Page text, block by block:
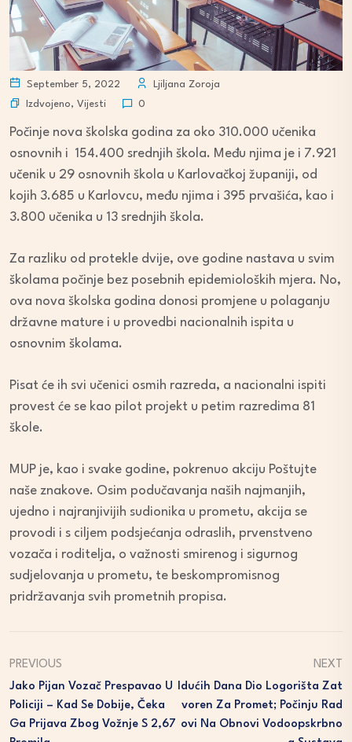
September 5, 2022
Ljiljana Zoroja
Izdvojeno, Vijesti 0
Počinje nova školska godina za oko 310.000 učenika
osnovnih i 154.400 srednjih škola. Među njima je i 7.921
učenik u 29 osnovnih škola u Karlovačkoj županiji, od
kojih 3.685 u Karlovcu, među njima i 395 prvašića, kao i
3.800 učenika u 13 srednjih škola.
Za razliku od protekle dvije, ove godine nastava u svim
školama počinje bez posebnih epidemioloških mjera. No,
ova nova školska godina donosi promjene u polaganju
državne mature i u provedbi nacionalnih ispita u
osnovnim školama.
Pisat će ih svi učenici osmih razreda, a nacionalni ispiti
provest će se kao pilot projekt u petim razredima 81
škole.
MUP je, kao i svake godine, pokrenuo akciju Poštujte
naše znakove. Osim podučavanja naših najmanjih,
ujedno i najranjivijih sudionika u prometu, akcija se
provodi i s ciljem podsjećanja odraslih, prvenstveno
vozača i roditelja, o važnosti smirenog i sigurnog
sudjelovanja u prometu, te beskompromisnog
pridržavanja svih prometnih propisa.
PREVIOUS
Jako Pijan Vozač Prespavao U
Policiji – Kad Se Dobije, Čeka
Ga Prijava Zbog Vožnje S 2,67
NEXT
Idućih Dana Dio Logorišta Zat
Voren Za Promet; Počinju Rad
Ovi Na Obnovi Vodoopskrbno